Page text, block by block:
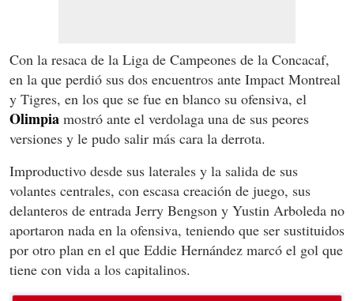
Con la resaca de la Liga de Campeones de la Concacaf,
en la que perdió sus dos encuentros ante Impact Montreal
y Tigres, en los que se fue en blanco su ofensiva, el
Olimpia mostró ante el verdolaga una de sus peores
versiones y le pudo salir más cara la derrota.
Improductivo desde sus laterales y la salida de sus
volantes centrales, con escasa creación de juego, sus
delanteros de entrada Jerry Bengson y Yustin Arboleda no
aportaron nada en la ofensiva, teniendo que ser sustituidos
por otro plan en el que Eddie Hernández marcó el gol que
tiene con vida a los capitalinos.